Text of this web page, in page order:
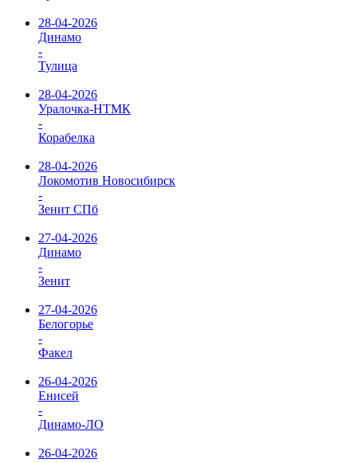
28-04-2026
Динамо
-
Тулица
28-04-2026
Уралочка-НТМК
-
Корабелка
28-04-2026
Локомотив Новосибирск
-
Зенит СПб
27-04-2026
Динамо
-
Зенит
27-04-2026
Белогорье
-
Факел
26-04-2026
Енисей
-
Динамо-ЛО
26-04-2026